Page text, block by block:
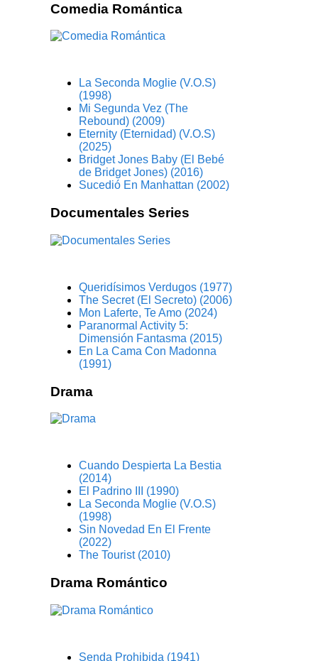
Comedia Romántica
La Seconda Moglie (V.O.S)
(1998)
Mi Segunda Vez (The
Rebound) (2009)
Eternity (Eternidad) (V.O.S)
(2025)
Bridget Jones Baby (El Bebé
de Bridget Jones) (2016)
Sucedió En Manhattan (2002)
Documentales Series
Queridísimos Verdugos (1977)
The Secret (El Secreto) (2006)
Mon Laferte, Te Amo (2024)
Paranormal Activity 5:
Dimensión Fantasma (2015)
En La Cama Con Madonna
(1991)
Drama
Cuando Despierta La Bestia
(2014)
El Padrino III (1990)
La Seconda Moglie (V.O.S)
(1998)
Sin Novedad En El Frente
(2022)
The Tourist (2010)
Drama Romántico
Senda Prohibida (1941)